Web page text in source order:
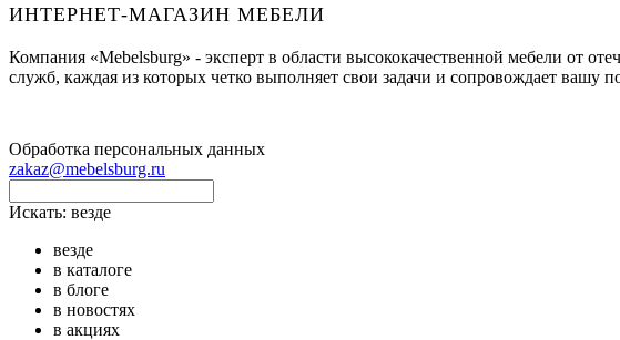
ИНТЕРНЕТ-МАГАЗИН МЕБЕЛИ
Компания «Mebelsburg» - эксперт в области высококачественной мебели от
служб, каждая из которых четко выполняет свои задачи и сопровождает вашу
Обработка персональных данных
zakaz@mebelsburg.ru
Искать: везде
везде
в каталоге
в блоге
в новостях
в акциях